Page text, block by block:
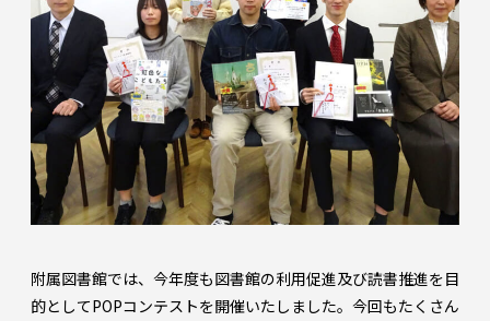
附属図書館では、今年度も図書館の利用促進及び読書推進を目
的としてPOPコンテストを開催いたしました。今回もたくさん